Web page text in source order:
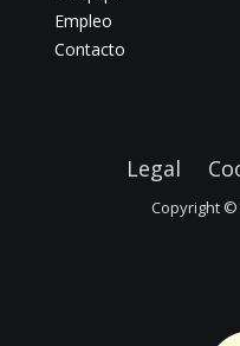
Empleo
Contacto
Legal
Copyright ©